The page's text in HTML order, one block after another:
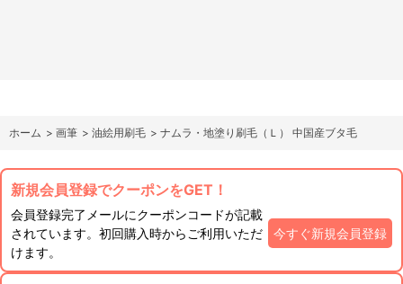
ホーム > 画筆 > 油絵用刷毛 > ナムラ・地塗り刷毛（Ｌ） 中国産ブタ毛
新規会員登録でクーポンをGET！
会員登録完了メールにクーポンコードが記載
されています。初回購入時からご利用いただ
けます。
今すぐ新規会員登録